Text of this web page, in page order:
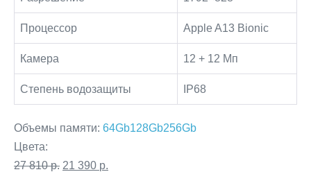
Процессор Apple A13 Bionic
Камера 12 + 12 Мп
Cтепень водозащиты IP68
Объемы памяти: 64Gb128Gb256Gb
Цвета:
27 810р. Первоначальная
21 390 р.